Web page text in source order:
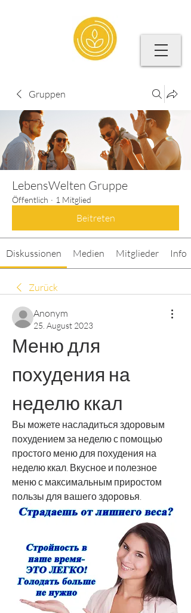
Gruppen
LebensWelten Gruppe
Öffentlich · 1 Mitglied
Beitreten
Diskussionen Medien Mitglieder Info
Zurück
Anonym
25. August 2023
Меню для
похудения на
неделю ккал
Вы можете насладиться здоровым
похудением за неделю с помощью
простого меню для похудения на
неделю ккал. Вкусное и полезное
меню с максимальным приростом
пользы для вашего здоровья.